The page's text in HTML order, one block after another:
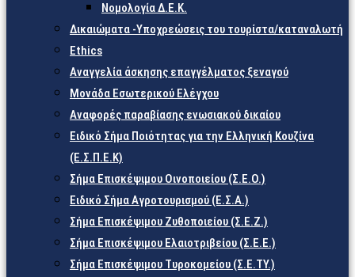
Νομολογία Δ.Ε.Κ.
Δικαιώματα -Υποχρεώσεις του τουρίστα/καταναλωτή
Ethics
Αναγγελία άσκησης επαγγέλματος ξεναγού
Μονάδα Εσωτερικού Ελέγχου
Αναφορές παραβίασης ενωσιακού δικαίου
Ειδικό Σήμα Ποιότητας για την Ελληνική Κουζίνα
(Ε.Σ.Π.Ε.Κ)
Σήμα Επισκέψιμου Οινοποιείου (Σ.Ε.Ο.)
Ειδικό Σήμα Αγροτουρισμού (Ε.Σ.Α.)
Σήμα Επισκέψιμου Ζυθοποιείου (Σ.Ε.Ζ.)
Σήμα Επισκέψιμου Ελαιοτριβείου (Σ.Ε.Ε.)
Σήμα Επισκέψιμου Τυροκομείου (Σ.Ε.TY.)